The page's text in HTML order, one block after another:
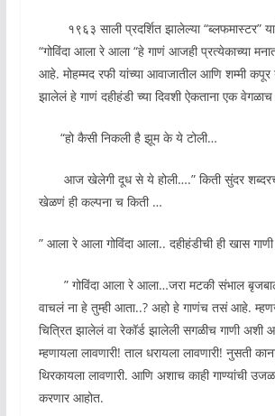
१९६३ साली प्रदर्शित झालेल्या “ब्लफमास्टर” या
“गोविंदा आला रे आला “हे गाणं आजही प्रत्येकाच्या
आहे. मोहम्मद रफी यांच्या आवाजातील आणि शम्मी कपूर
झालेलं हे गाणं दहीहंडी च्या दिवशी ऐकताना एक
“हो कैसी निकली है झूम के ये टोली…
आज खेलेगी दूध से ये होली….” किती सुंदर
खेळणं ही कल्पना च किती …
” आला रे आला गोविंदा आला.. दहीहंडीची ही खास
” गोविंदा आला रे आला…जरा मटकी संभाल
वाचलं ना हे तुम्ही आता..? अहो हे गाणंच तसं आहे.
चित्रित झालेलं वा रेकॉर्ड झालेली सगळीच गाणी अशी
म्हणायला लावणारी! ताल धरायला लावणारी! नुसती
थिरकायला लावणारी. आणि अशाच काही गाण्यांची
करणार आहोत.